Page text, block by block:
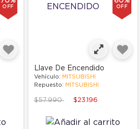
OFF OFF
Llave De Encendido
Vehículo: MITSUBISHI
Repuesto: MITSUBISHI
Price reduced from
$57.990to $23.196